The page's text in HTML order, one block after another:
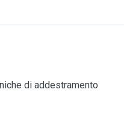
di addestramento